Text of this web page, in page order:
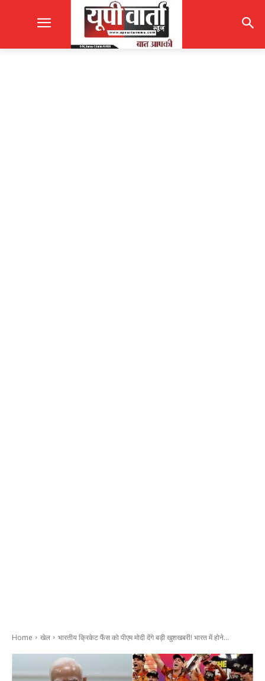
Home खेल भारतीय क्रिकेट फैंस को पीएम मोदी देंगे बड़ी खुशखबरी! भारत में होने...